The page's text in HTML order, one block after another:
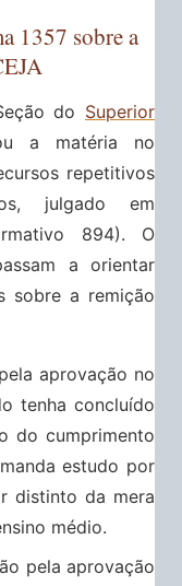
1357 sobre a
do Superior
a matéria no
repetitivos
julgado em
894). O
a orientar
sobre a remição
aprovação no
tenha concluído
do cumprimento
estudo por
distinto da mera
médio.
pela aprovação